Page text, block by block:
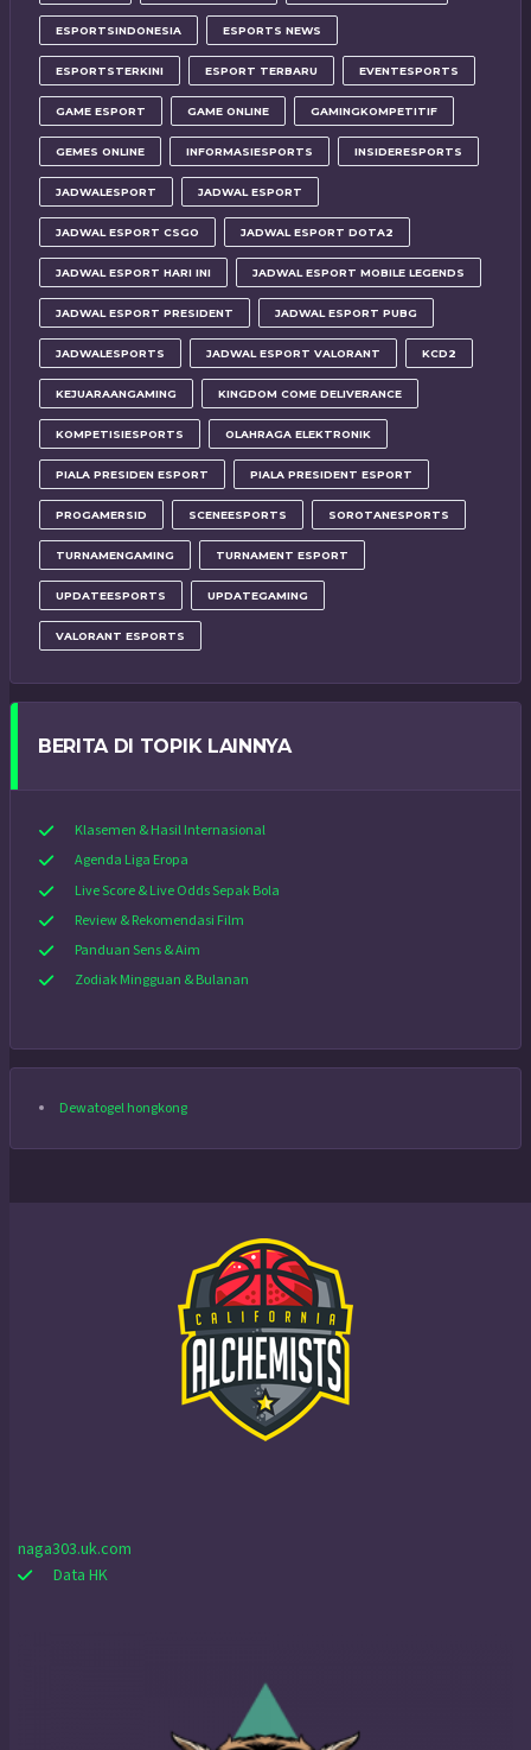
ESPORTSINDONESIA ESPORTS NEWS
ESPORTSTERKINI ESPORT TERBARU EVENTESPORTS
GAME ESPORT GAME ONLINE GAMINGKOMPETITIF
GEMES ONLINE INFORMASIESPORTS INSIDERESPORTS
JADWALESPORT JADWAL ESPORT
JADWAL ESPORT CSGO JADWAL ESPORT DOTA2
JADWAL ESPORT HARI INI JADWAL ESPORT MOBILE LEGENDS
JADWAL ESPORT PRESIDENT JADWAL ESPORT PUBG
JADWALESPORTS JADWAL ESPORT VALORANT KCD2
KEJUARAANGAMING KINGDOM COME DELIVERANCE
KOMPETISIESPORTS OLAHRAGA ELEKTRONIK
PIALA PRESIDEN ESPORT PIALA PRESIDENT ESPORT
PROGAMERSID SCENEESPORTS SOROTANESPORTS
TURNAMENGAMING TURNAMENT ESPORT
UPDATEESPORTS UPDATEGAMING
VALORANT ESPORTS
BERITA DI TOPIK LAINNYA
Klasemen & Hasil Internasional
Agenda Liga Eropa
Live Score & Live Odds Sepak Bola
Review & Rekomendasi Film
Panduan Sens & Aim
Zodiak Mingguan & Bulanan
Dewatogel hongkong
naga303.uk.com
Data HK